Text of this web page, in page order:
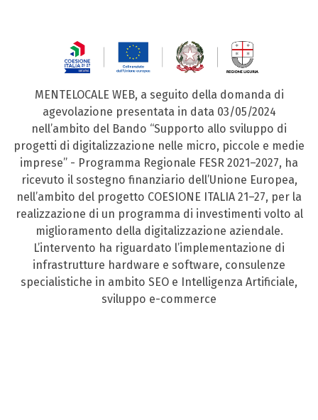
MENTELOCALE WEB, a seguito della domanda di
agevolazione presentata in data 03/05/2024
nell’ambito del Bando “Supporto allo sviluppo di
progetti di digitalizzazione nelle micro, piccole e medie
imprese” - Programma Regionale FESR 2021–2027, ha
ricevuto il sostegno finanziario dell’Unione Europea,
nell’ambito del progetto COESIONE ITALIA 21–27, per la
realizzazione di un programma di investimenti volto al
miglioramento della digitalizzazione aziendale.
L’intervento ha riguardato l’implementazione di
infrastrutture hardware e software, consulenze
specialistiche in ambito SEO e Intelligenza Artificiale,
sviluppo e-commerce